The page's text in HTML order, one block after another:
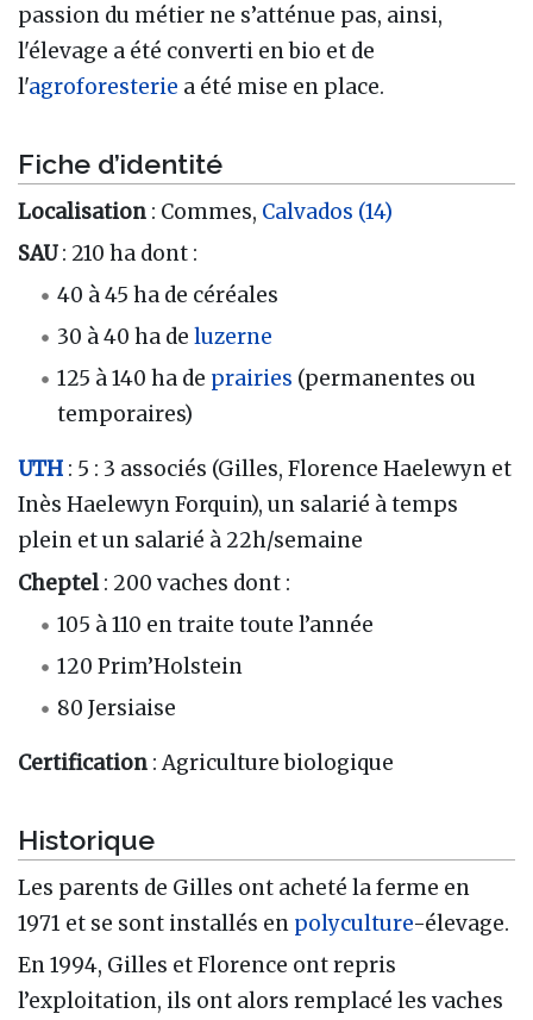
passion du métier ne s’atténue pas, ainsi,
l'élevage a été converti en bio et de
l'agroforesterie a été mise en place.
Fiche d’identité
Localisation : Commes, Calvados (14)
SAU: 210 ha dont :
40 à 45 ha de céréales
30 à 40 ha deluzerne
125 à 140 ha de prairies (permanentes ou
temporaires)
UTH : 5 : 3 associés (Gilles, Florence Haelewyn et
Inès Haelewyn Forquin), un salarié à temps
plein et un salarié à 22h/semaine
Cheptel: 200 vaches dont :
105 à 110 en traite toute l’année
120 Prim’Holstein
80 Jersiaise
Certification : Agriculture biologique
Historique
Les parents de Gilles ont acheté la ferme en
1971 et se sont installés en polyculture-élevage.
En 1994, Gilles et Florence ont repris
l’exploitation, ils ont alors remplacé les vaches